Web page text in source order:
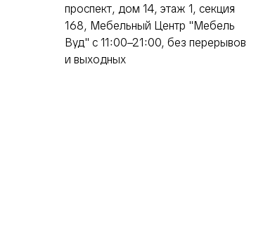
проспект, дом 14, этаж 1, секция
168, Мебельный Центр "Мебель
Вуд" с 11:00–21:00, без перерывов
и выходных